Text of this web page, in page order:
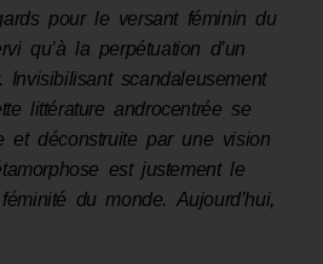
pour le versant féminin du
qu’à la perpétuation d’un
Invisibilisant scandaleusement
littérature androcentrée se
et déconstruite par une vision
est justement le
du monde. Aujourd’hui,